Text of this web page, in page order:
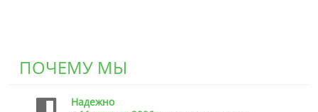
ПОЧЕМУ МЫ
Надежно